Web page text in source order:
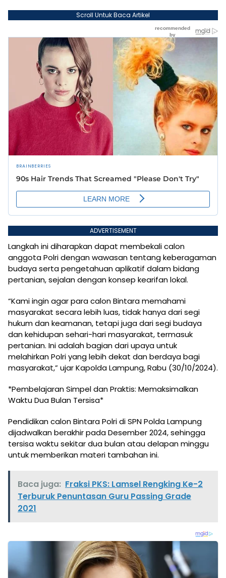
Scroll Untuk Baca Artikel
ADVERTISEMENT
Langkah ini diharapkan dapat membekali calon
anggota Polri dengan wawasan tentang keberagaman
budaya serta pengetahuan aplikatif dalam bidang
pertanian, sejalan dengan konsep kearifan lokal.
“Kami ingin agar para calon Bintara memahami
masyarakat secara lebih luas, tidak hanya dari segi
hukum dan keamanan, tetapi juga dari segi budaya
dan kehidupan sehari-hari masyarakat, termasuk
pertanian. Ini adalah bagian dari upaya untuk
melahirkan Polri yang lebih dekat dan berdaya bagi
masyarakat,” ujar Kapolda Lampung, Rabu (30/10/2024).
*Pembelajaran Simpel dan Praktis: Memaksimalkan
Waktu Dua Bulan Tersisa*
Pendidikan calon Bintara Polri di SPN Polda Lampung
dijadwalkan berakhir pada Desember 2024, sehingga
tersisa waktu sekitar dua bulan atau delapan minggu
untuk memberikan materi tambahan ini.
Baca juga: Fraksi PKS: Lamsel Rengking Ke-2
Terburuk Penuntasan Guru Passing Grade
2021